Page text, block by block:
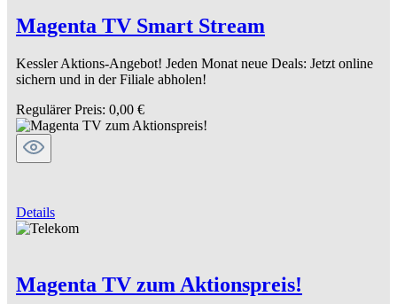
Magenta TV Smart Stream
Kessler Aktions-Angebot! Jeden Monat neue Deals: Jetzt online
sichern und in der Filiale abholen!
Regulärer Preis: 0,00 €
Details
Magenta TV zum Aktionspreis!